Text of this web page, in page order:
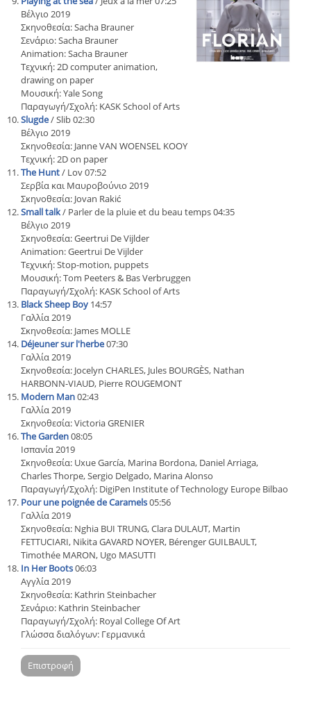
Βέλγιο 2019
Σκηνοθεσία: Sacha Brauner
Σενάριο: Sacha Brauner
Animation: Sacha Brauner
Τεχνική: 2D computer animation,
drawing on paper
Μουσική: Yale Song
Παραγωγή/Σχολή: KASK School of Arts
Slugde/ Slib 02:30
Βέλγιο 2019
Σκηνοθεσία: Janne VAN WOENSEL KOOY
Τεχνική: 2D on paper
The Hunt/ Lov 07:52
Σερβία και Μαυροβούνιο 2019
Σκηνοθεσία: Jovan Rakić
Small talk/ Parler de la pluie et du beau temps 04:35
Βέλγιο 2019
Σκηνοθεσία: Geertrui De Vijlder
Animation: Geertrui De Vijlder
Τεχνική: Stop-motion, puppets
Μουσική: Tom Peeters & Bas Verbruggen
Παραγωγή/Σχολή: KASK School of Arts
Black Sheep Boy 14:57
Γαλλία 2019
Σκηνοθεσία: James MOLLE
Déjeuner sur l'herbe07:30
Γαλλία 2019
Σκηνοθεσία: Jocelyn CHARLES, Jules BOURGÈS, Nathan
HARBONN-VIAUD, Pierre ROUGEMONT
Modern Man02:43
Γαλλία 2019
Σκηνοθεσία: Victoria GRENIER
The Garden08:05
Ισπανία 2019
Σκηνοθεσία: Uxue García, Marina Bordona, Daniel Arriaga,
Charles Thorpe, Sergio Delgado, Marina Alonso
Παραγωγή/Σχολή: DigiPen Institute of Technology Europe Bilbao
Pour une poignée de Caramels05:56
Γαλλία 2019
Σκηνοθεσία: Nghia BUI TRUNG, Clara DULAUT, Martin
FETTUCIARI, Nikita GAVARD NOYER, Bérenger GUILBAULT,
Timothée MARON, Ugo MASUTTI
In Her Boots06:03
Αγγλία 2019
Σκηνοθεσία: Kathrin Steinbacher
Σενάριο: Kathrin Steinbacher
Παραγωγή/Σχολή: Royal College Of Art
Γλώσσα διαλόγων: Γερμανικά
Επιστροφή